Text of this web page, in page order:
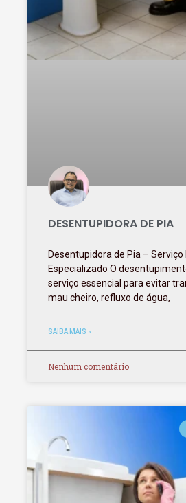
DESENTUPIDORA DE PIA
Desentupidora de Pia –
Especializado O
serviço essencial para evitar
mau cheiro, refluxo de água,
SAIBA MAIS »
Nenhum comentário